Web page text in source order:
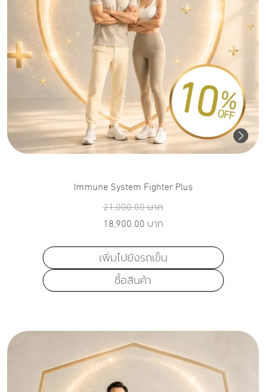
Immune System Fighter Plus
21,000.00 บาท
18,900.00 บาท
เพิ่มไปยังรถเข็น
ซื้อสินค้า